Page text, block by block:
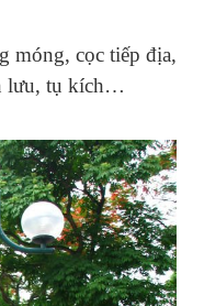
móng, cọc tiếp địa,
lưu, tụ kích…